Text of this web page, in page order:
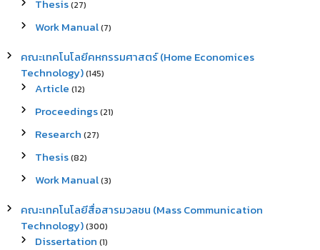
Thesis(27)
Work Manual(7)
คณะเทคโนโลยีคหกรรมศาสตร์ (Home Economices
Technology)(145)
Article (12)
Proceedings(21)
Research (27)
Thesis(82)
Work Manual(3)
คณะเทคโนโลยีสื่อสารมวลชน (Mass Communication
Technology)(300)
Dissertation (1)